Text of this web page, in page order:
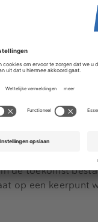
gingen private
Buy &
onderscheiden
jaren een
is daarbij
schetste de
is en
de toekomst
op een